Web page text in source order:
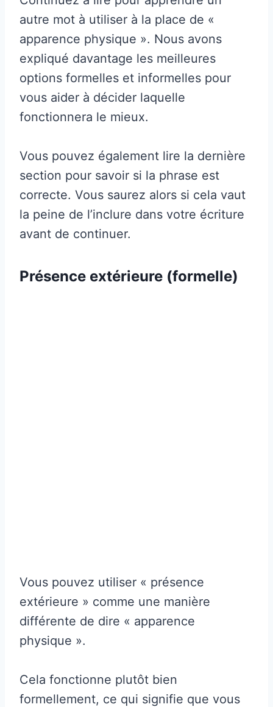
autre mot à utiliser à la place de «
apparence physique ». Nous avons
expliqué davantage les meilleures
options formelles et informelles pour
vous aider à décider laquelle
fonctionnera le mieux.
Vous pouvez également lire la dernière
section pour savoir si la phrase est
correcte. Vous saurez alors si cela vaut
la peine de l’inclure dans votre écriture
avant de continuer.
Présence extérieure (formelle)
Vous pouvez utiliser « présence
extérieure » ​​comme une manière
différente de dire « apparence
physique ».
Cela fonctionne plutôt bien
formellement, ce qui signifie que vous